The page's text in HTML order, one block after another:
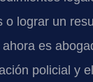
lograr un
es
policial y